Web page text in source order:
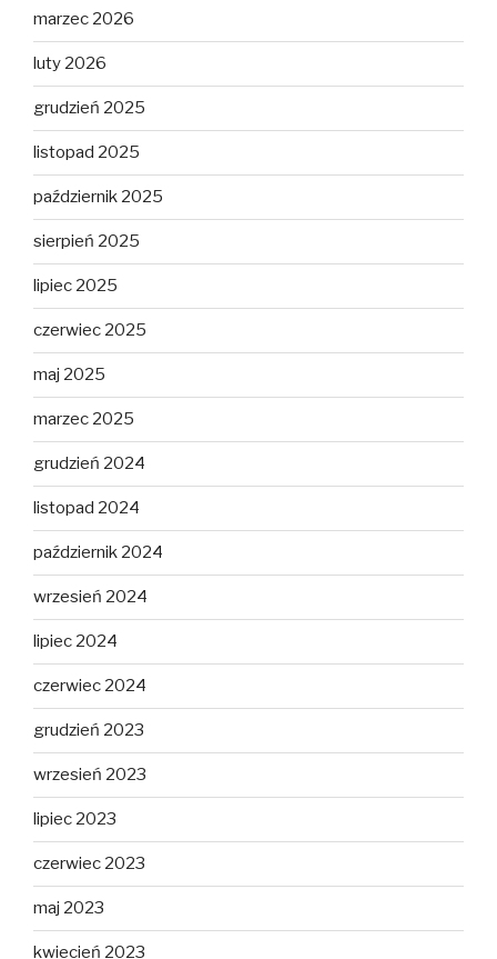
marzec 2026
luty 2026
grudzień 2025
listopad 2025
październik 2025
sierpień 2025
lipiec 2025
czerwiec 2025
maj 2025
marzec 2025
grudzień 2024
listopad 2024
październik 2024
wrzesień 2024
lipiec 2024
czerwiec 2024
grudzień 2023
wrzesień 2023
lipiec 2023
czerwiec 2023
maj 2023
kwiecień 2023